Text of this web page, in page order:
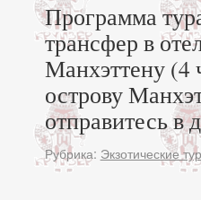
Программа
трансфер в
Манхэттену (4
острову
отправитесь в
Рубрика: Экзотические